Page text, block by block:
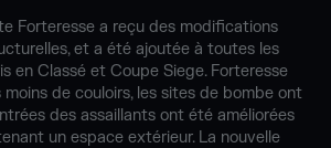
Forteresse a reçu des modifications
et a été ajoutée à toutes les
en Classé et Coupe Siege. Forteresse
moins de couloirs, les sites de bombe ont
des assaillants ont été améliorées
un espace extérieur. La nouvelle